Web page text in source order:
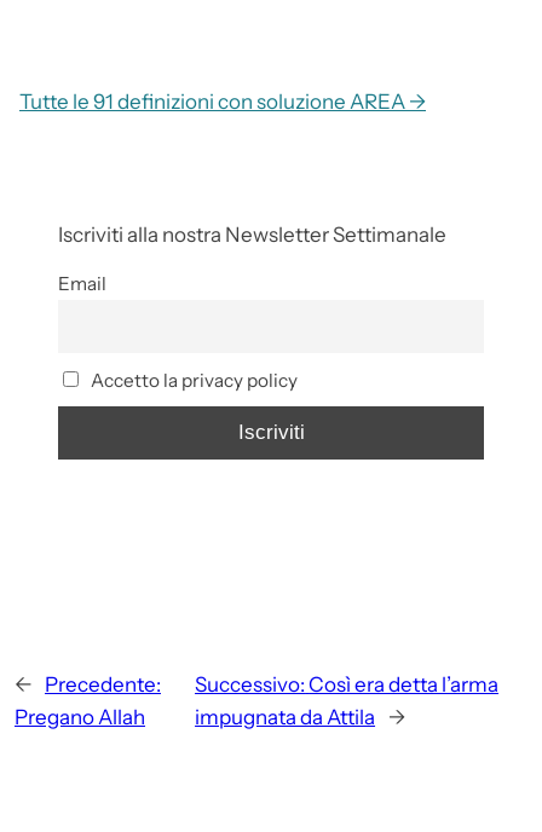
Tutte le 91 definizioni con soluzione AREA →
Iscriviti alla nostra Newsletter Settimanale
Email
Accetto la privacy policy
← Precedente:
Pregano Allah
Successivo: Così era detta l’arma
impugnata da Attila
→